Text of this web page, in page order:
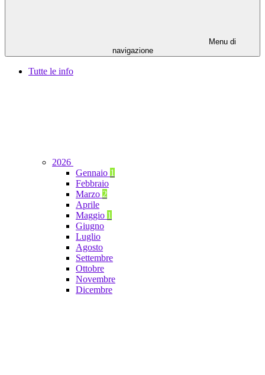
Menu di
navigazione
Tutte le info
2026
Gennaio 1
Febbraio
Marzo 2
Aprile
Maggio 1
Giugno
Luglio
Agosto
Settembre
Ottobre
Novembre
Dicembre